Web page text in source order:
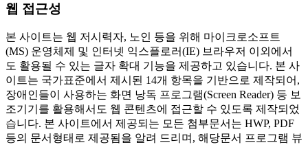
웹 접근성
본 사이트는 웹 저시력자, 노인 등을 위해 마이크로소프트
(MS) 운영체제 및 인터넷 익스플로러(IE) 브라우저 이외에서
도 활용될 수 있는 글자 확대 기능을 제공하고 있습니다. 본 사
이트는 국가표준에서 제시된 14개 항목을 기반으로 제작되어,
장애인들이 사용하는 화면 낭독 프로그램(Screen Reader) 등 보
조기기를 활용해서도 웹 콘텐츠에 접근할 수 있도록 제작되었
습니다. 본 사이트에서 제공되는 모든 첨부문서는 HWP, PDF
등의 문서형태로 제공됨을 알려 드리며, 해당문서 프로그램 뷰